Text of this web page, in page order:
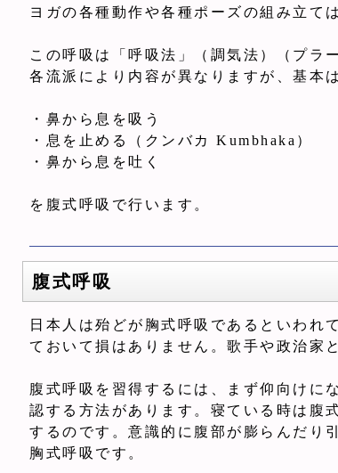
ヨガの各種動作や各種ポーズの組み立て
この呼吸は「呼吸法」（調気法）（プラ
各流派により内容が異なりますが、基本は
・鼻から息を吸う
・息を止める（クンバカ Kumbhaka）
・鼻から息を吐く
を腹式呼吸で行います。
腹式呼吸
日本人は殆どが胸式呼吸であるといわれ
ておいて損はありません。歌手や政治家
腹式呼吸を習得するには、まず仰向けに
認する方法があります。寝ている時は腹
するのです。意識的に腹部が膨らんだり
胸式呼吸です。